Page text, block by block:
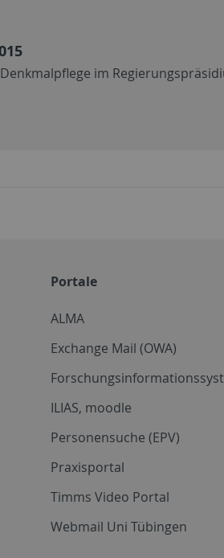
im
Portale
ALMA
Exchange Mail (OWA)
ILIAS, moodle
Personensuche (EPV)
Praxisportal
Timms Video Portal
Webmail Uni Tübingen